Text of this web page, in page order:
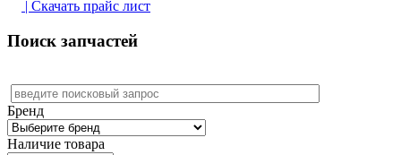
| Скачать прайс лист
Поиск запчастей
Бренд
Наличие товара